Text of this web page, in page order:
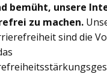
bemüht, unsere
zu machen.
sind die